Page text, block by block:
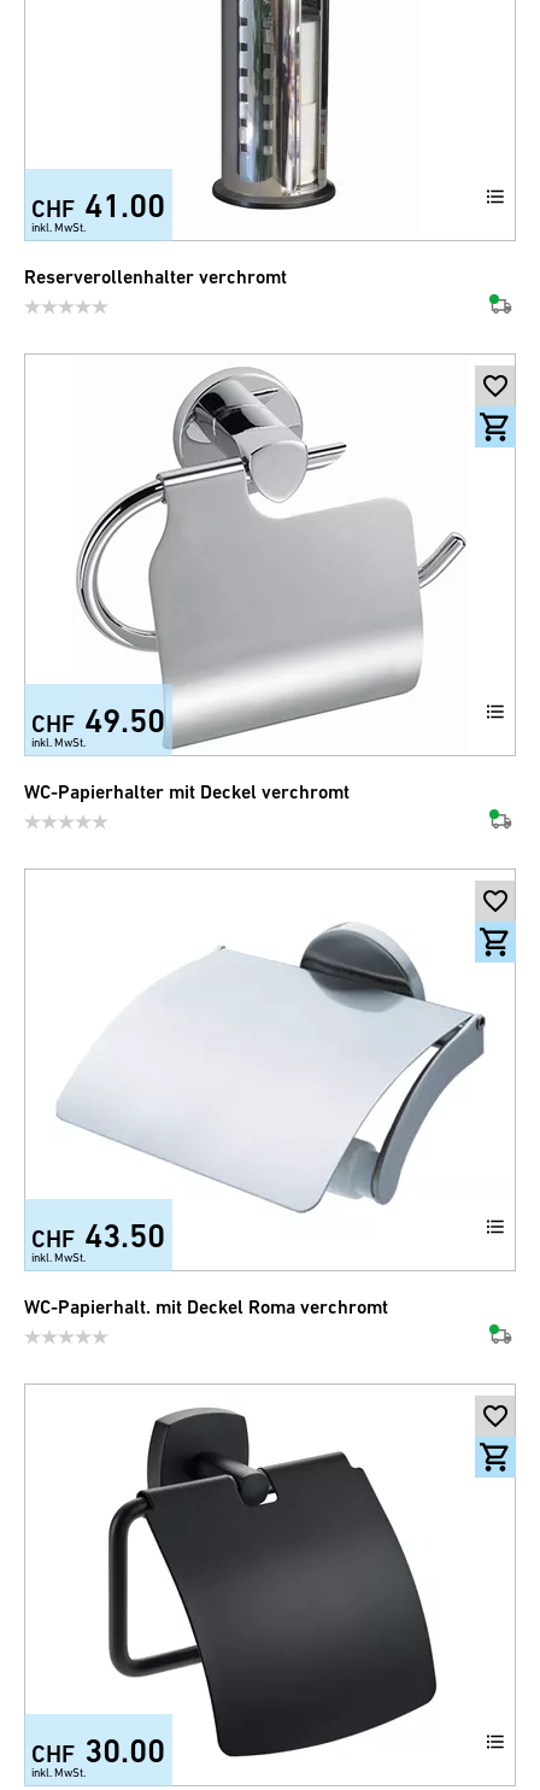
CHF 41.00
inkl. MwSt.
Reserverollenhalter verchromt
CHF 49.50
inkl. MwSt.
WC-Papierhalter mit Deckel verchromt
CHF 43.50
inkl. MwSt.
WC-Papierhalt. mit Deckel Roma verchromt
CHF 30.00
inkl. MwSt.